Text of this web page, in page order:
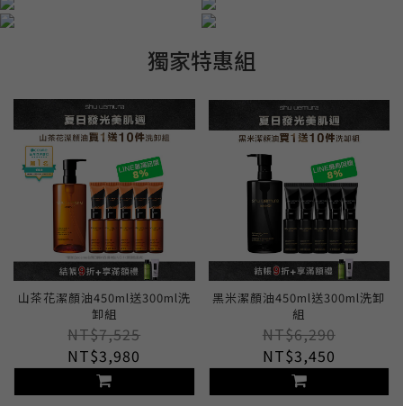
獨家特惠組
山茶花潔顏油450ml送300ml洗
卸組
NT$7,525
NT$3,980
黑米潔顏油450ml送300ml洗卸
組
NT$6,290
NT$3,450